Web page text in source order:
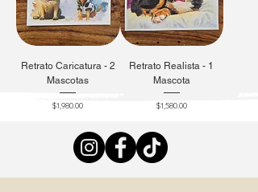
Retrato Caricatura - 2
Mascotas
Precio
$1,980.00
Retrato Realista - 1
Mascota
Precio
$1,580.00